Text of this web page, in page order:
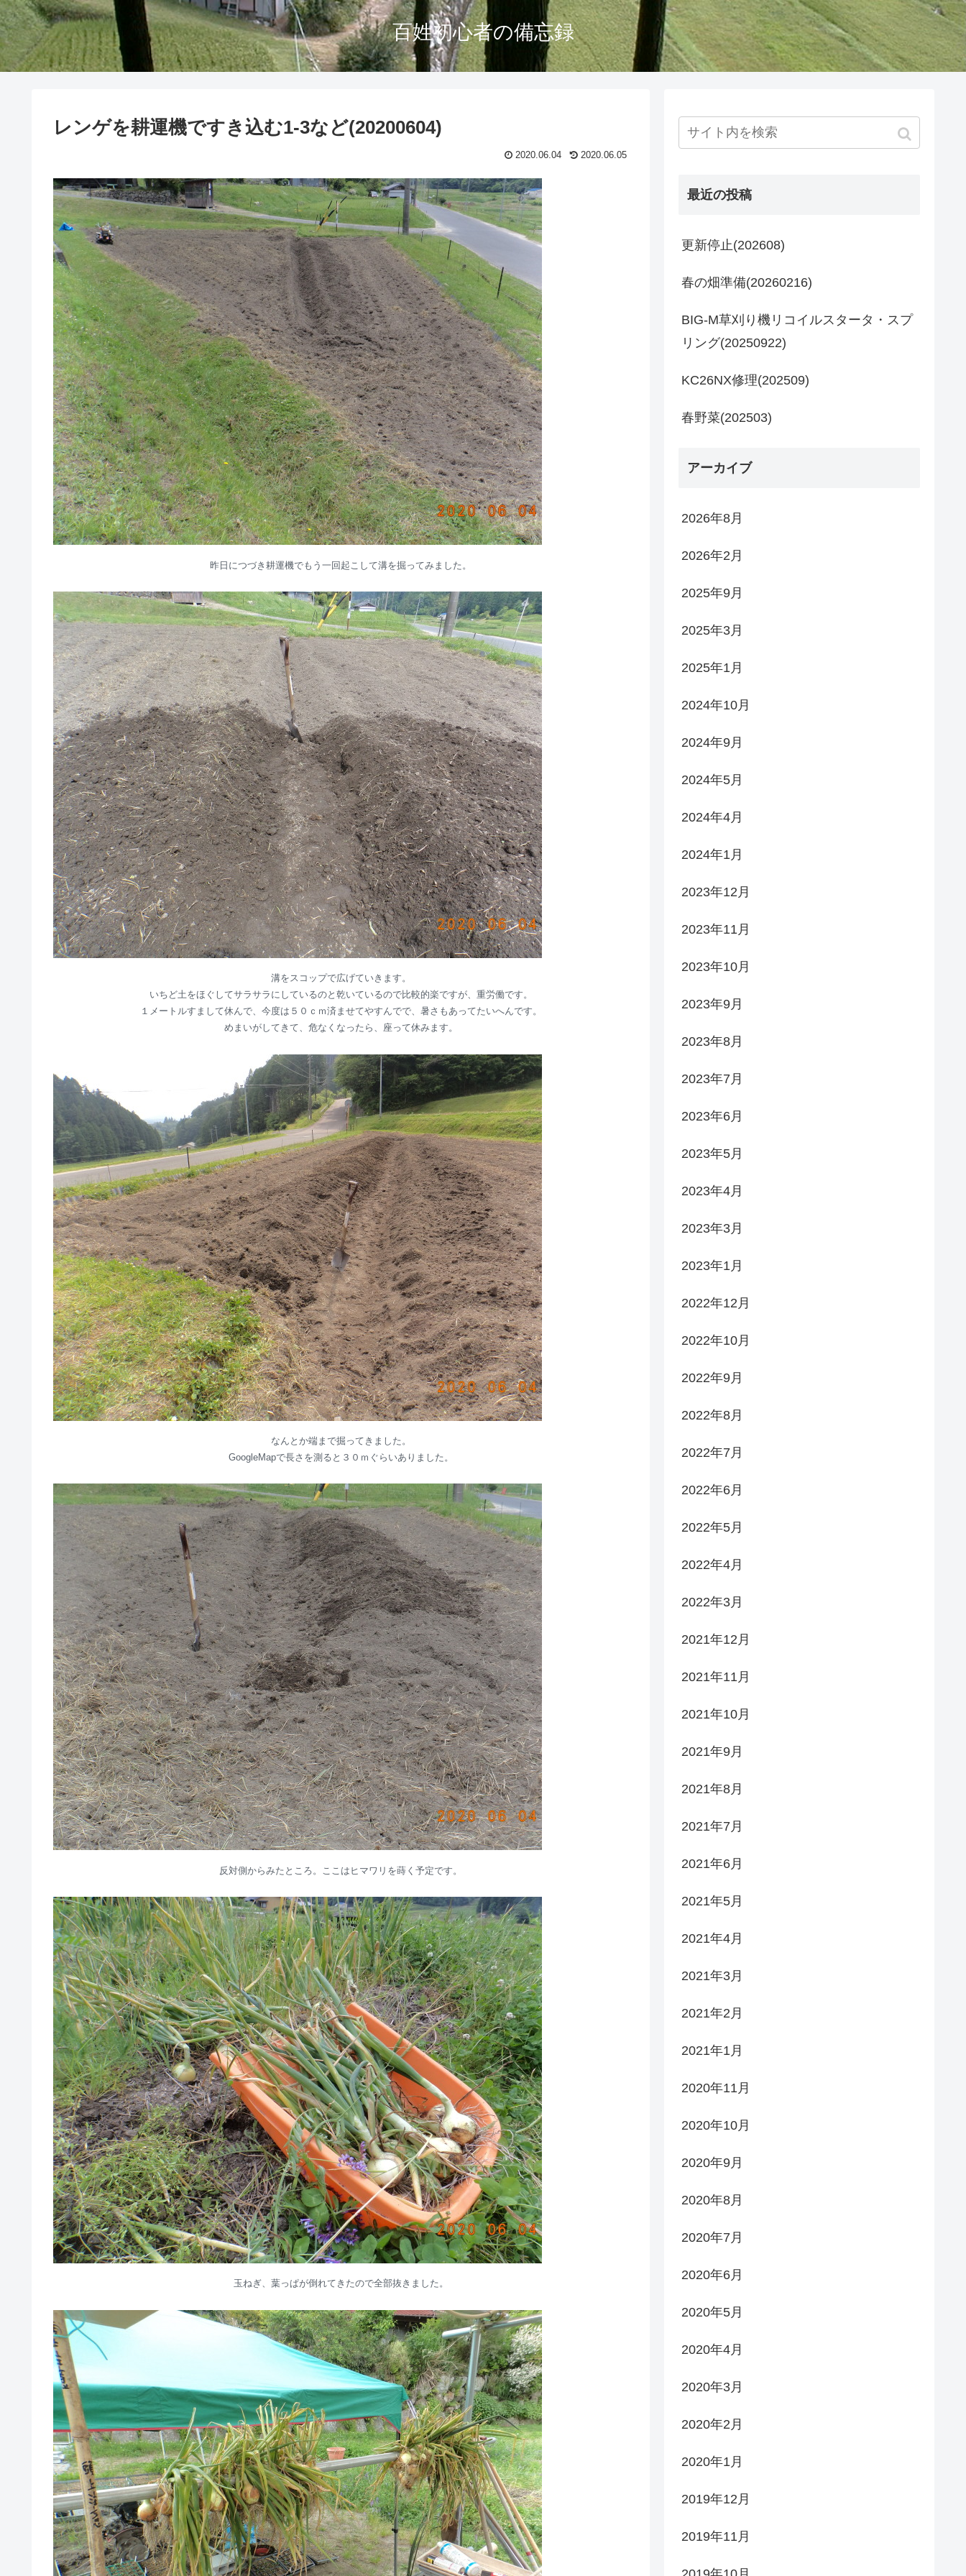
百姓初心者の備忘録
レンゲを耕運機ですき込む1-3など(20200604)
2020.06.05
2020.06.04
昨日につづき耕運機でもう一回起こして溝を掘ってみました。
溝をスコップで広げていきます。
いちど土をほぐしてサラサラにしているのと乾いているので比較的楽ですが、重労働です。
１メートルすまして休んで、今度は５０ｃｍ済ませてやすんでで、暑さもあってたいへんです。
めまいがしてきて、危なくなったら、座って休みます。
なんとか端まで掘ってきました。
GoogleMapで長さを測ると３０ｍぐらいありました。
反対側からみたところ。ここはヒマワリを蒔く予定です。
玉ねぎ、葉っぱが倒れてきたので全部抜きました。
最近の投稿
更新停止(202608)
春の畑準備(20260216)
BIG-M草刈り機リコイルスタータ・スプ
リング(20250922)
KC26NX修理(202509)
春野菜(202503)
アーカイブ
2026年8月
2026年2月
2025年9月
2025年3月
2025年1月
2024年10月
2024年9月
2024年5月
2024年4月
2024年1月
2023年12月
2023年11月
2023年10月
2023年9月
2023年8月
2023年7月
2023年6月
2023年5月
2023年4月
2023年3月
2023年1月
2022年12月
2022年10月
2022年9月
2022年8月
2022年7月
2022年6月
2022年5月
2022年4月
2022年3月
2021年12月
2021年11月
2021年10月
2021年9月
2021年8月
2021年7月
2021年6月
2021年5月
2021年4月
2021年3月
2021年2月
2021年1月
2020年11月
2020年10月
2020年9月
2020年8月
2020年7月
2020年6月
2020年5月
2020年4月
2020年3月
2020年2月
2020年1月
2019年12月
2019年11月